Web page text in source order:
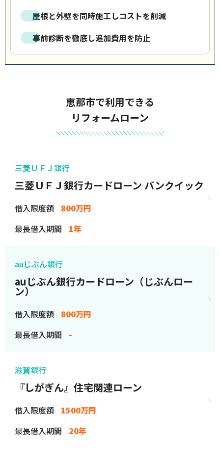
屋根と外壁を同時施工しコストを削減
事前診断を徹底し追加費用を防止
恵那市で利用できる
リフォームローン
三菱ＵＦＪ銀行
三菱ＵＦＪ銀行カードローン バンクイック
借入限度額
800万円
最長借入期間
1年
auじぶん銀行
auじぶん銀行カードローン（じぶんロー
ン）
借入限度額
800万円
最長借入期間
-
滋賀銀行
『しがぎん』住宅関連ローン
借入限度額
1500万円
最長借入期間
20年